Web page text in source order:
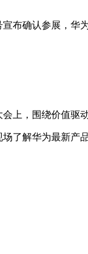
布确认参展，华
上，围绕价值驱
了解华为最新产